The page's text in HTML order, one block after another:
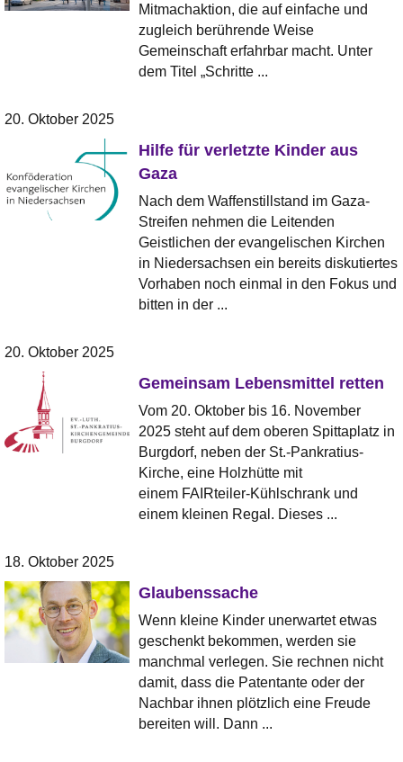
Mitmachaktion, die auf einfache und
zugleich berührende Weise
Gemeinschaft erfahrbar macht. Unter
dem Titel „Schritte ...
20. Oktober 2025
Hilfe für verletzte Kinder aus
Gaza
Nach dem Waffenstillstand im Gaza-
Streifen nehmen die Leitenden
Geistlichen der evangelischen Kirchen
in Niedersachsen ein bereits diskutiertes
Vorhaben noch einmal in den Fokus und
bitten in der ...
20. Oktober 2025
Gemeinsam Lebensmittel retten
Vom 20. Oktober bis 16. November
2025 steht auf dem oberen Spittaplatz in
Burgdorf, neben der St.-Pankratius-
Kirche, eine Holzhütte mit
einem FAIRteiler-Kühlschrank und
einem kleinen Regal. Dieses ...
18. Oktober 2025
Glaubenssache
Wenn kleine Kinder unerwartet etwas
geschenkt bekommen, werden sie
manchmal verlegen. Sie rechnen nicht
damit, dass die Patentante oder der
Nachbar ihnen plötzlich eine Freude
bereiten will. Dann ...